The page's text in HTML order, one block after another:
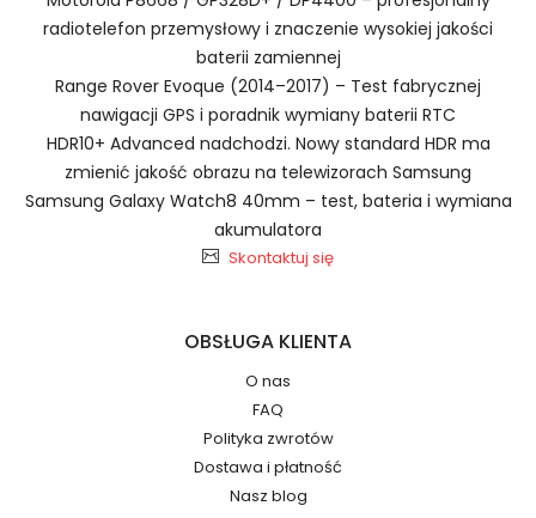
Zasilacz do Laptopa Gigabyte
PA-1151-76AC
1.Model urządzenia
2.Numer produktu baterii
Numer produktu ładowarki
radiotelefon przemysłowy i znaczenie wysokiej jakości
baterii zamiennej
Range Rover Evoque (2014–2017) – Test fabrycznej
nawigacji GPS i poradnik wymiany baterii RTC
HDR10+ Advanced nadchodzi. Nowy standard HDR ma
zmienić jakość obrazu na telewizorach Samsung
Samsung Galaxy Watch8 40mm – test, bateria i wymiana
akumulatora
Skontaktuj się
OBSŁUGA KLIENTA
O nas
FAQ
Polityka zwrotów
Dostawa i płatność
Nasz blog